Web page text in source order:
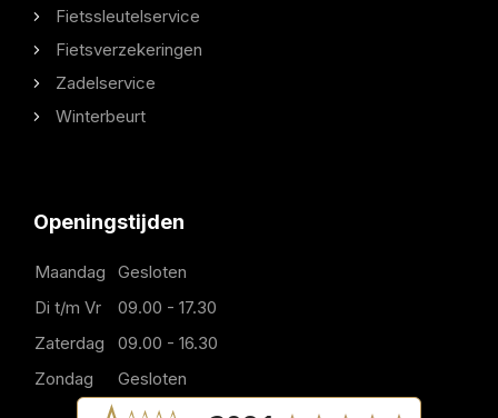
Fietssleutelservice
Fietsverzekeringen
Zadelservice
Winterbeurt
Openingstijden
Maandag
Gesloten
Di t/m Vr
09.00 - 17.30
Zaterdag
09.00 - 16.30
Zondag
Gesloten